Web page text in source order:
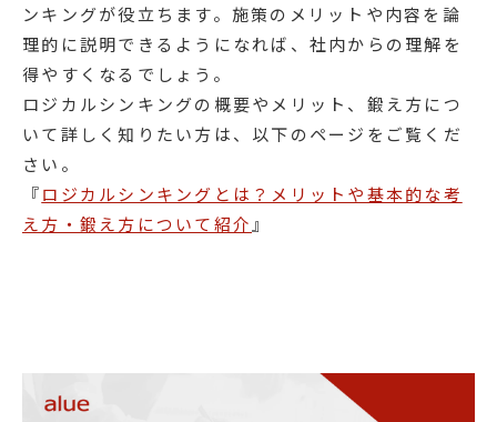
ンキングが役立ちます。施策のメリットや内容を論
理的に説明できるようになれば、社内からの理解を
得やすくなるでしょう。
ロジカルシンキングの概要やメリット、鍛え方につ
いて詳しく知りたい方は、以下のページをご覧くだ
さい。
『ロジカルシンキングとは？メリットや基本的な考
え方・鍛え方について紹介 』